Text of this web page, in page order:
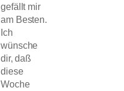
gefällt mir
am Besten.
Ich
wünsche
dir, daß
diese
Woche